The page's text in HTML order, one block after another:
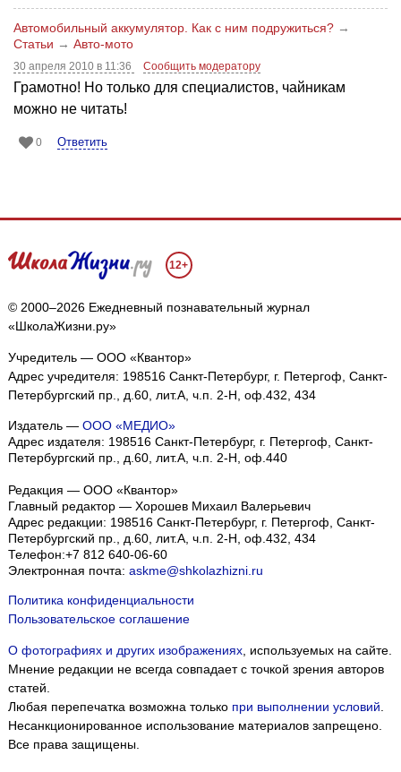
Автомобильный аккумулятор. Как с ним подружиться? →
Статьи → Авто-мото
30 апреля 2010 в 11:36 Сообщить модератору
Грамотно! Но только для специалистов, чайникам
можно не читать!
0 Ответить
12+
© 2000–2026 Ежедневный познавательный журнал
«ШколаЖизни.ру»
Учредитель — ООО «Квантор»
Адрес учредителя: 198516 Санкт-Петербург, г. Петергоф, Санкт-
Петербургский пр., д.60, лит.А, ч.п. 2-Н, оф.432, 434
Издатель — ООО «МЕДИО»
Адрес издателя: 198516 Санкт-Петербург, г. Петергоф, Санкт-
Петербургский пр., д.60, лит.А, ч.п. 2-Н, оф.440
Редакция — ООО «Квантор»
Главный редактор — Хорошев Михаил Валерьевич
Адрес редакции: 198516 Санкт-Петербург, г. Петергоф Санкт-
Петербургский пр., д.60, лит.А, ч.п. 2-Н, оф.432, 434
Телефон:+7 812 640-06-60
Электронная почта: askme@shkolazhizni.ru
Политика конфиденциальности
Пользовательское соглашение
О фотографиях и других изображениях, используемых на сайте.
Мнение редакции не всегда совпадает с точкой зрения авторов
статей.
Любая перепечатка возможна только при выполнении условий
Несанкционированное использование материалов запрещено.
Все права защищены.